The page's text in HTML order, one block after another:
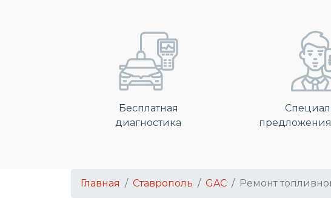
Бесплатная
диагностика
Главная Ставрополь GAC Ремонт